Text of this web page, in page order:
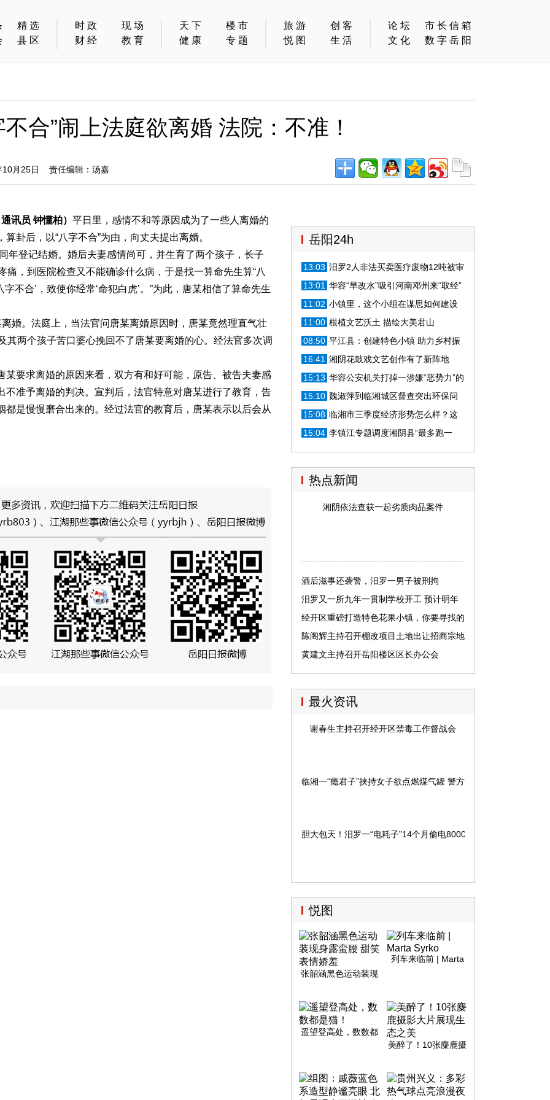
精选
县区
时政
现场
财经
教育
天下
楼市
健康
专题
旅游
创客
悦图
生活
论坛
市长信箱
文化
数字岳阳
合”闹上法庭欲离婚 法院：不准！
月25日 责任编辑：汤嘉
讯员 钟懂柏） 平日里，感情不和等原因成为了一些人离婚的
卦后，以“八字不合”为由，向丈夫提出离婚。
年登记结婚。婚后夫妻感情尚可，并生育了两个孩子，长子
，到医院检查又不能确诊什么病，于是找一算命先生算“八
不合’，致使你经常‘命犯白虎’。”为此，唐某相信了算命先生
婚。法庭上，当法官问唐某离婚原因时，唐某竟然理直气壮
其两个孩子苦口婆心挽回不了唐某要离婚的心。经法官多次调
某要求离婚的原因来看，双方有和好可能，原告、被告夫妻感
准予离婚的判决。宣判后，法官特意对唐某进行了教育，告
是慢慢磨合出来的。经过法官的教育后，唐某表示以后会从
岳阳24h
13:03 汨罗2人非法买卖医疗废物12吨被审
判
13:01 华容“旱改水”吸引河南邓州来“取经”
11:02 小镇里，这个小组在谋思如何建设
栀子花小镇
11:00 根植文艺沃土 描绘大美君山
08:50 平江县：创建特色小镇 助力乡村振
兴
16:41 湘阴花鼓戏文艺创作有了新阵地
15:13 华容公安机关打掉一涉嫌“恶势力”的
犯罪团伙
15:10 魏淑萍到临湘城区督查突出环保问
题整治工作
15:08 临湘市三季度经济形势怎么样？这
个会给你答案...
15:04 李镇江专题调度湘阴县“最多跑一
次”改革工作
热点新闻
湘阴依法查获一起劣质肉品案件
酒后滋事还袭警，汨罗一男子被刑拘
汨罗又一所九年一贯制学校开工 预计明年
秋季投入使用
经开区重磅打造特色花果小镇，你要寻找的
诗和远方就在西塘！
陈阁辉主持召开棚改项目土地出让招商宗地
指标协商对接会
黄建文主持召开岳阳楼区区长办公会
最火资讯
谢春生主持召开经开区禁毒工作督战会
临湘一“瘾君子”挟持女子欲点燃煤气罐 警方强攻将其拿下
胆大包天！汨罗一“电耗子”14个月偷电8000余度
悦图
张韶涵黑色运动装现
列车来临前 | Marta
遥望登高处，数数都
美醉了！10张麋鹿摄